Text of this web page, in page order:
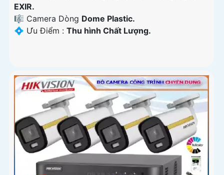
EXIR.
🎼️ Camera Dòng Dome Plastic.
️💠 Ưu Điểm : Thu hình Chất Lượng.